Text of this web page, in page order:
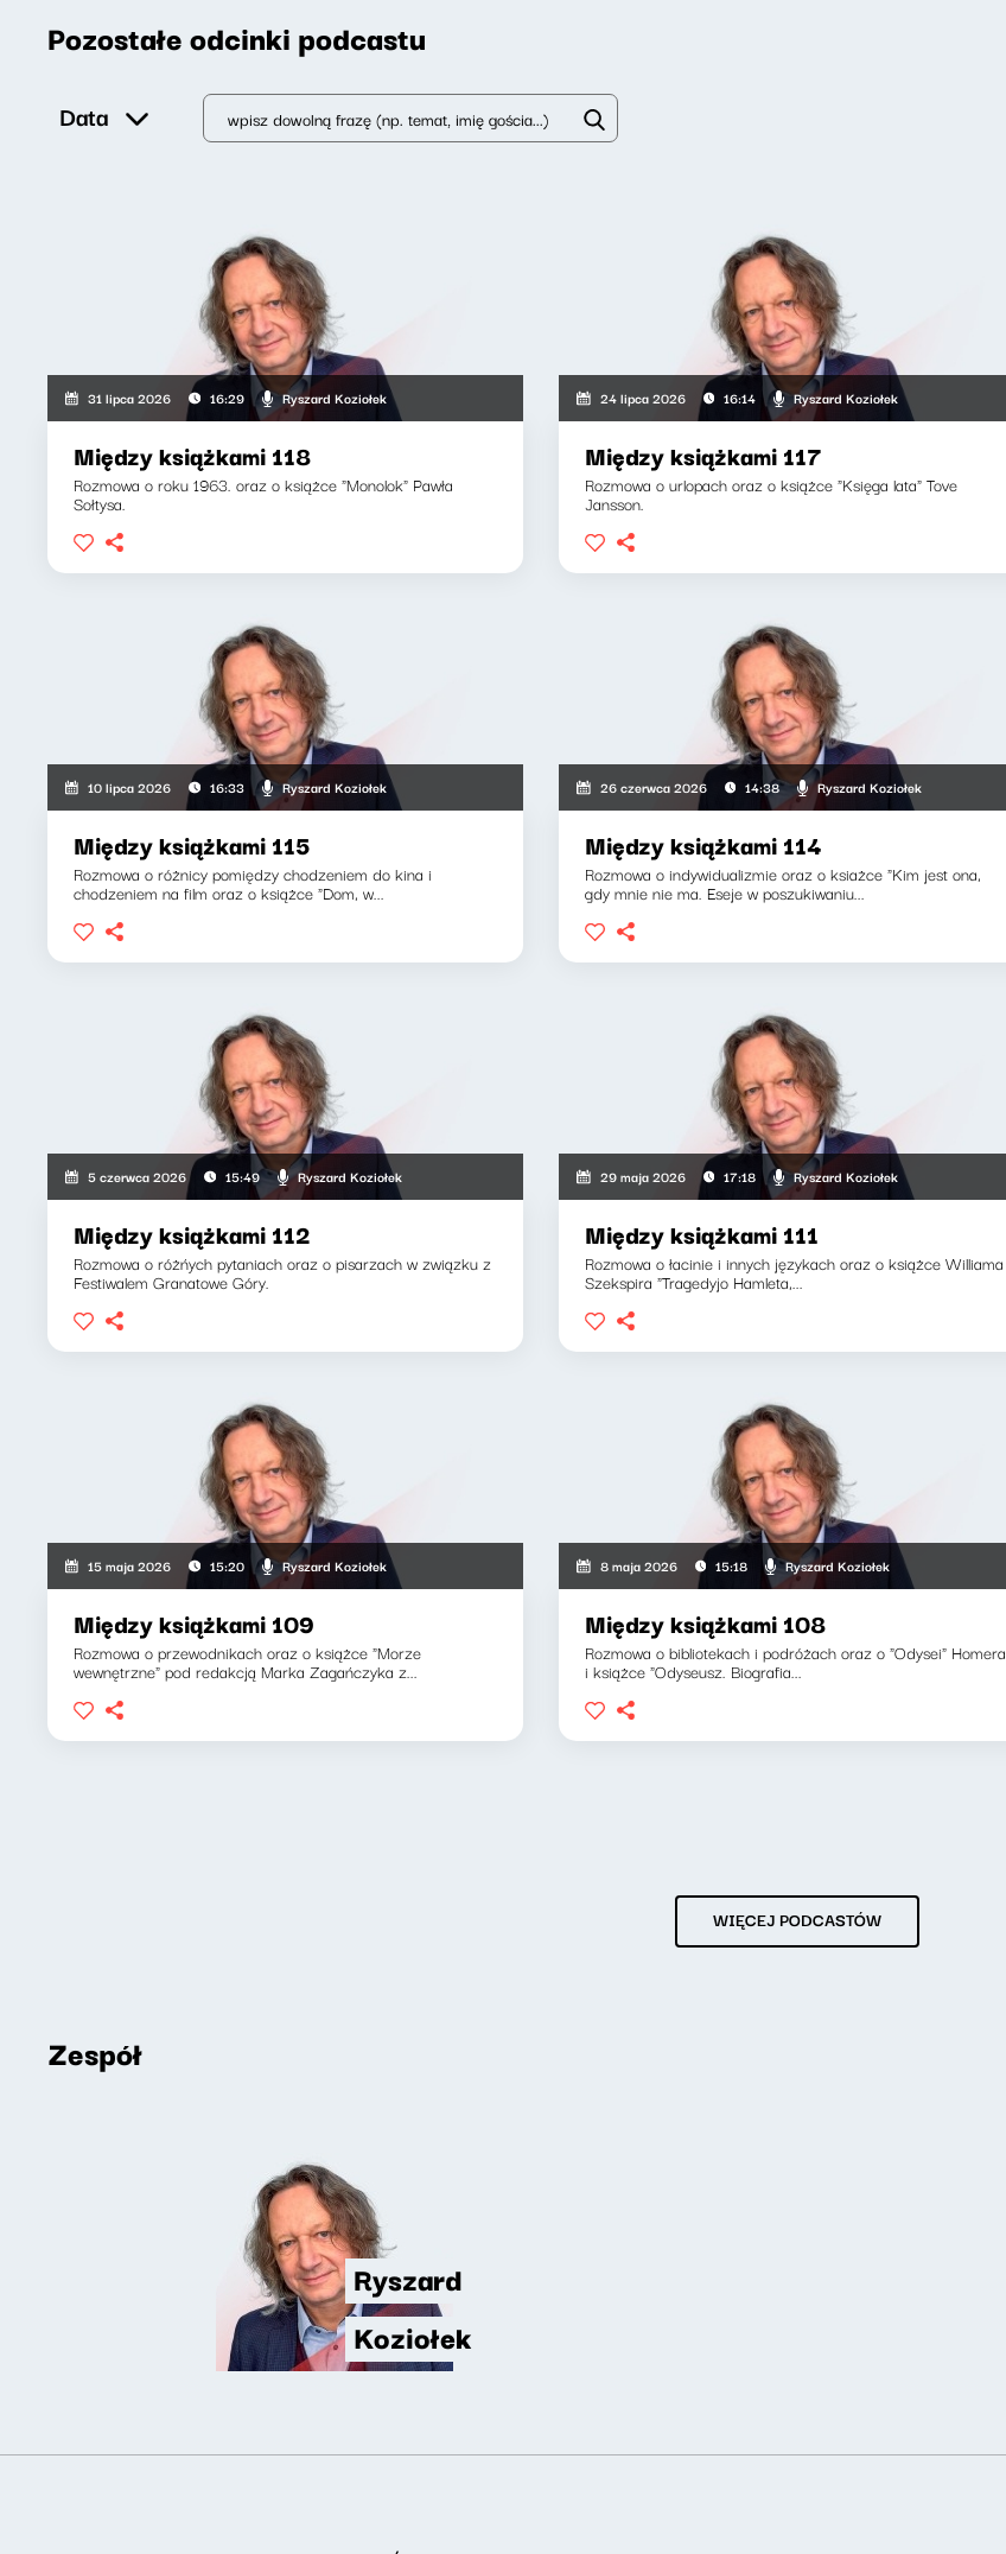
Pozostałe odcinki podcastu
Data
31 lipca 2026 16:29 Ryszard Koziołek
Między książkami 118
Rozmowa o roku 1963. oraz o książce "Monolok" Pawła
Sołtysa.
24 lipca 2026 16:14 Ryszard Koziołek
Między książkami 117
Rozmowa o urlopach oraz o książce "Księga lata" Tove
Jansson.
10 lipca 2026 16:33 Ryszard Koziołek
Między książkami 115
Rozmowa o różnicy pomiędzy chodzeniem do kina i
chodzeniem na film oraz o książce "Dom, w...
26 czerwca 2026 14:38 Ryszard Koziołek
Między książkami 114
Rozmowa o indywidualizmie oraz o ksiażce "Kim jest ona,
gdy mnie nie ma. Eseje w poszukiwaniu...
5 czerwca 2026 15:49 Ryszard Koziołek
Między książkami 112
Rozmowa o różńych pytaniach oraz o pisarzach w związku z
Festiwalem Granatowe Góry.
29 maja 2026 17:18 Ryszard Koziołek
Między książkami 111
Rozmowa o łacinie i innych językach oraz o książce Williama
Szekspira "Tragedyjo Hamleta,...
15 maja 2026 15:20 Ryszard Koziołek
Między książkami 109
Rozmowa o przewodnikach oraz o książce "Morze
wewnętrzne" pod redakcją Marka Zagańczyka z...
8 maja 2026 15:18 Ryszard Koziołek
Między książkami 108
Rozmowa o bibliotekach i podróżach oraz o "Odysei" Homera
i książce "Odyseusz. Biografia...
WIĘCEJ PODCASTÓW
Zespół
Ryszard
Koziołek